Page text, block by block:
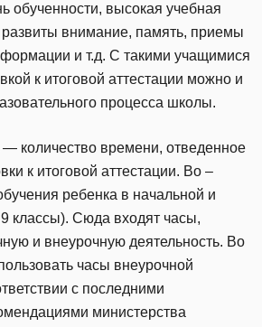
обученности, высокая учебная
внимание, память, приемы
и т.д. С такими учащимися
к итоговой аттестации можно и
процесса школы.
количество времени, отведенное
к итоговой аттестации. Во –
ребенка в начальной и
классы). Сюда входят часы,
и внеурочную деятельность. Во
часы внеурочной
с последними
министерства